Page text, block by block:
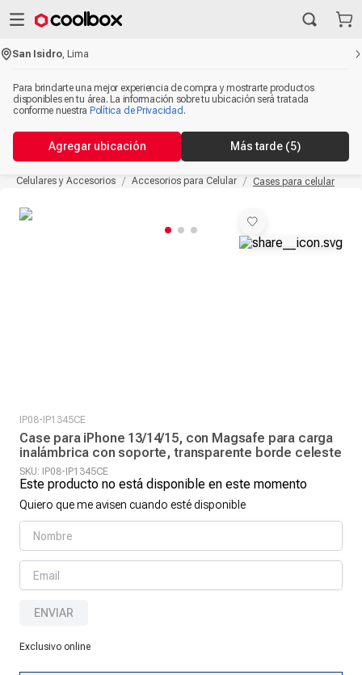
San Isidro ,Lima
Para brindarte una mejor experiencia de compra y mostrarte productos
disponibles en tu área. La información sobre tu ubicación será tratada
conforme nuestra Política de Privacidad .
Agregar ubicación Más tarde (5)
Celulares y Accesorios Accesorios para Celular Cases para celular
IP08-IP1345CE
Case para iPhone 13/14/15, con Magsafe para carga
inalámbrica con soporte, transparente borde celeste
SKU: IP08-IP1345CE
Este producto no está disponible en este momento
Quiero que me avisen cuando esté disponible
ENVIAR
Exclusivo online